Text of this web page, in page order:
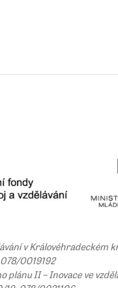
v Královéhradeckém
0019192
II – Inovace ve